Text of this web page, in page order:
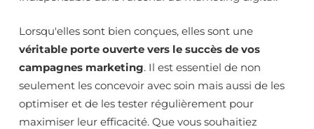
Lorsqu'elles sont bien conçues, elles sont une
véritable porte ouverte vers le succès de vos
campagnes marketing. Il est essentiel de non
seulement les concevoir avec soin mais aussi de les
optimiser et de les tester régulièrement pour
maximiser leur efficacité. Que vous souhaitiez